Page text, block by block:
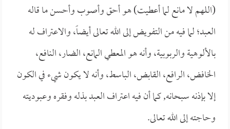
(اللهم لا مانع لما أعطيت) هو أحق وأصوب وأحسن ما قاله
العبد؛ لما فيه من التفويض إلى الله تعالى أيضاً، والاعتراف له
بالألوهية والربوبية، وأنه هو المعطي المانع، الضار، النافع،
الخافض، الرافع، القابض، الباسط، وأنه لا يكون شيء في الكون
إلا بإذنه سبحانه, كما أن فيه اعتراف العبد بذله وفقره وعبوديته
وحاجته إلى الله تعالى.